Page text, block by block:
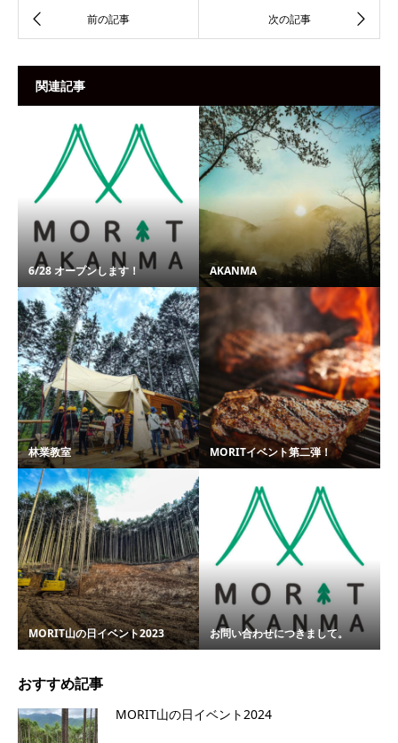
関連記事
6/28 オープンします！ AKANMA
林業教室 MORITイベント第二弾！
MORIT山の日イベント2023 お問い合わせにつきまして。
おすすめ記事
MORIT山の日イベント2024